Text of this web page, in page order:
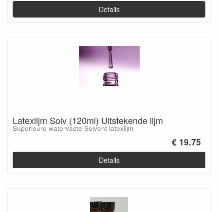
Details
Latexlijm Solv (120ml) Uitstekende lijm
Superieure watervaste Solvent latexlijm
€ 19.75
Details